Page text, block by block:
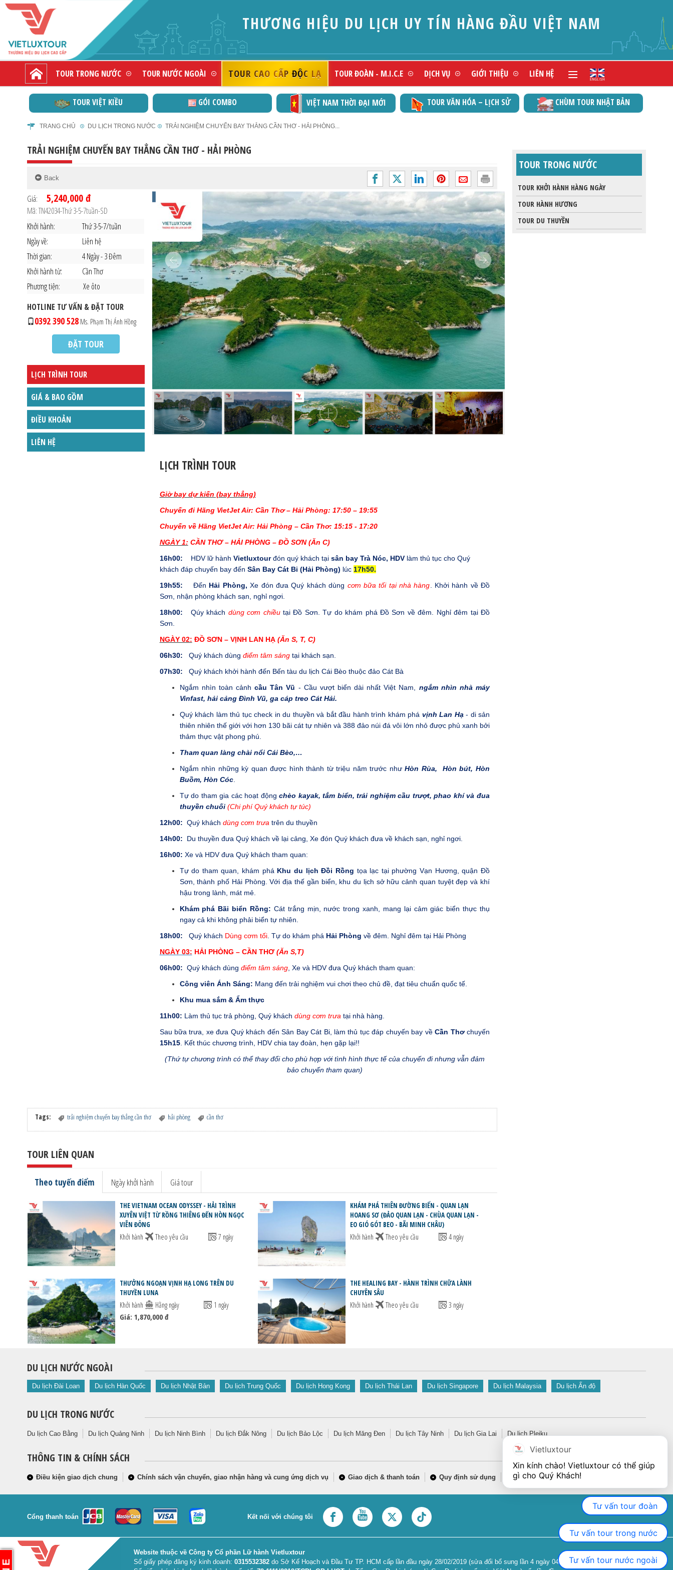
THƯƠNG HIỆU DU LỊCH UY TÍN HÀNG ĐẦU VIỆT NAM
TOUR TRONG NƯỚC TOUR NƯỚC NGOÀI TOUR CAO CẤP ĐỘC LẠ TOUR ĐOÀN - M.I.C.E DỊCH VỤ GIỚI THIỆU LIÊN HỆ
TOUR VIỆT KIỀU GÓI COMBO VIỆT NAM THỜI ĐẠI MỚI TOUR VĂN HÓA – LỊCH SỬ CHÙM TOUR NHẬT BẢN
TRANG CHỦ DU LỊCH TRONG NƯỚC TRẢI NGHIỆM CHUYẾN BAY THẲNG CẦN THƠ - HẢI PHÒNG...
TRẢI NGHIỆM CHUYẾN BAY THẲNG CẦN THƠ - HẢI PHÒNG
Giá: 5,240,000 đ
Mã: TN42034-Thứ 3-5-7tuần-SD
Khởi hành:
Thứ 3-5-7/tuần
Ngày về:
Liên hệ
Thời gian:
4 Ngày - 3 Đêm
Khởi hành từ:
Cần Thơ
Phương tiện:
Xe ôto
HOTLINE TƯ VẤN & ĐẶT TOUR
0392 390 528Ms. Phạm Thị Ánh Hồng
ĐẶT TOUR
LỊCH TRÌNH TOUR
GIÁ & BAO GỒM
ĐIỀU KHOẢN
LIÊN HỆ
LỊCH TRÌNH TOUR
Giờ bay dự kiến (bay thẳng)
Chuyến đi Hãng VietJet Air: Cần Thơ – Hải Phòng: 17:50– 19:55
Chuyến về Hãng VietJet Air: Hải Phòng – Cần Thơ: 15:15 - 17:20
NGÀY 1: CẦN THƠ – HẢI PHÒNG – ĐỒ SƠN (Ăn C)
16h00: HDV lữ hành Vietluxtourđón quý khách tại sân bay Trà Nóc, HDV làm thủ tục cho Quý
khách đáp chuyến bay đến Sân Bay Cát Bi (Hải Phòng) lúc 17h50.
19h55:
Đến Hải Phòng, Xe đón đưa Quý khách dùng cơm bữa tối tại nhà hàng . Khởi hành về Đồ
Sơn, nhận phòng khách sạn, nghỉ ngơi.
18h00: Qúy khách dùng cơm chiều tại Đồ Sơn. Tự do khám phá Đồ Sơn về đêm. Nghỉ đêm tại Đồ
Sơn.
NGÀY 02: ĐỒ SƠN – VỊNH LAN HẠ (Ăn S, T, C)
06h30: Quý khách dùng điểm tâm sáng tại khách sạn.
07h30: Quý khách khởi hành đến Bến tàu du lịch Cái Bèo thuộc đảo Cát Bà
Ngắm nhìn toàn cảnhcầu Tân Vũ - Cầu vượt biển dài nhất Việt Nam, ngắm nhìn nhà máy
Vinfast, hải cảng Đình Vũ, ga cáp treo Cát Hải.
Quý khách làm thủ tục check in du thuyền và bắt đầu hành trình khám phá vịnh Lan Hạ - di sản
thiên nhiên thế giới với hơn 130 bãi cát tự nhiên và 388 đảo núi đá vôi lớn nhỏ được phủ xanh bởi
thảm thực vật phong phú.
Tham quan làng chài nổi Cái Bèo,…
Ngắm nhìn những kỳ quan được hình thành từ triệu năm trước nhưHòn Rùa, Hòn bút, Hòn
Buồm, Hòn Cóc.
Tự do tham gia các hoạt độngchèo kayak, tắm biển, trải nghiệm cầu trượt, phao khí và đua
thuyền chuối (Chi phí Quý khách tự túc)
12h00: Quý khách dùng cơm trưa trên du thuyền
14h00: Du thuyền đưa Quý khách về lại cảng, Xe đón Quý khách đưa về khách sạn, nghỉ ngơi.
16h00: Xe và HDV đưa Quý khách tham quan:
Tự do tham quan, khám phá Khu du lịch Đồi Rồng tọa lạc tại phường Vạn Hương, quận Đồ
Sơn, thành phố Hải Phòng. Với địa thế gần biển, khu du lịch sở hữu cảnh quan tuyệt đẹp và khí
hậu trong lành, mát mẻ.
Khám phá Bãi biển Rồng: Cát trắng mịn, nước trong xanh, mang lại cảm giác biển thực thụ
ngay cả khi không phải biển tự nhiên.
18h00: Quý khách Dùng cơm tối. Tự do khám phá Hải Phòng về đêm. Nghỉ đêm tại Hải Phòng
NGÀY 03: HẢI PHÒNG – CẦN THƠ (Ăn S,T)
06h00: Quý khách dùng điểm tâm sáng, Xe và HDV đưa Quý khách tham quan:
Công viên Ánh Sáng: Mang đến trải nghiệm vui chơi theo chủ đề, đạt tiêu chuẩn quốc tế.
Khu mua sắm & Ẩm thực
11h00: Làm thủ tục trả phòng, Quý khách dùng cơm trưa tại nhà hàng.
Sau bữa trưa, xe đưa Quý khách đến Sân Bay Cát Bi, làm thủ tục đáp chuyến bay vềCần Thơchuyến
15h15. Kết thúc chương trình, HDV chia tay đoàn, hẹn gặp lại!!
(Thứ tự chương trình có thể thay đổi cho phù hợp với tình hình thực tế của chuyến đi nhưng vẫn đảm
bảo chuyến tham quan)
Tags: trải nghiệm chuyến bay thẳng cần thơ hải phòng cần thơ
TOUR LIÊN QUAN
Theo tuyến điểm Ngày khởi hành Giá tour
THE VIETNAM OCEAN ODYSSEY - HẢI TRÌNH
XUYÊN VIỆT TỪ RỒNG THIÊNG ĐẾN HÒN NGỌC
VIỄN ĐÔNG
Khởi hành Theo yêu cầu 7 ngày
KHÁM PHÁ THIÊN ĐƯỜNG BIỂN - QUAN LẠN
HOANG SƠ (ĐẢO QUAN LẠN - CHÙA QUAN LẠN -
EO GIÓ GÓT BEO - BÃI MINH CHÂU)
Khởi hành Theo yêu cầu 4 ngày
THƯỞNG NGOẠN VỊNH HẠ LONG TRÊN DU
THUYỀN LUNA
Khởi hành Hằng ngày
1 ngày
Giá: 1,870,000 đ
THE HEALING BAY - HÀNH TRÌNH CHỮA LÀNH
CHUYÊN SÂU
Khởi hành Theo yêu cầu 3 ngày
TOUR TRONG NƯỚC
TOUR KHỞI HÀNH HÀNG NGÀY
TOUR HÀNH HƯƠNG
TOUR DU THUYỀN
DU LỊCH NƯỚC NGOÀI
Du lịch Đài Loan Du lịch Hàn Quốc Du lịch Nhật Bản Du lịch Trung Quốc Du lịch Hong Kong Du lịch Thái Lan Du lịch Singapore Du lịch Malaysia Du lịch Ấn độ
DU LỊCH TRONG NƯỚC
Du lịch Cao Bằng Du lịch Quảng Ninh Du lịch Ninh Bình Du lịch Đắk Nông Du lịch Bảo Lộc Du lịch Măng Đen Du lịch Tây Ninh Du lịch Gia Lai Du lịch Pleiku
THÔNG TIN & CHÍNH SÁCH
Điều kiện giao dịch chung Chính sách vận chuyển, giao nhận hàng và cung ứng dịch vụ Giao dịch & thanh toán Quy định sử dụng Quy định bảo mật thông tin
Cổng thanh toán Kết nối với chúng tôi
Website thuộc về Công ty Cổ phần Lữ hành Vietluxtour
Số giấy phép đăng ký kinh doanh:0315532382 do Sở Kế Hoạch và Đầu Tư TP. HCM cấp lần đầu ngày 28/02/2019 (sửa đổi bổ sung lần 4 ngày 04/06/2024).
Vietluxtour
Xin kính chào! Vietluxtour có thể giúp
gì cho Quý Khách!
Tư vấn tour đoàn
Tư vấn tour trong nước
Tư vấn tour nước ngoài